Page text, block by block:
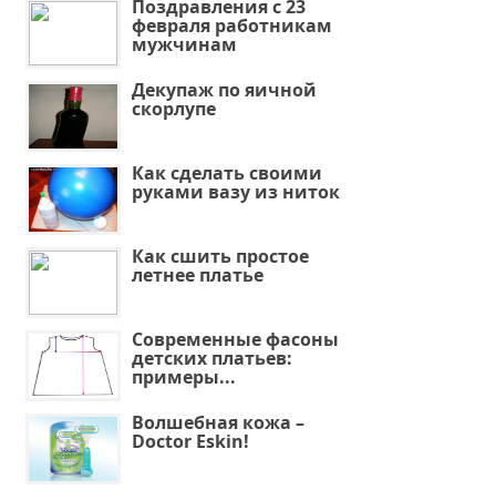
Поздравления с 23
февраля работникам
мужчинам
Декупаж по яичной
скорлупе
Как сделать своими
руками вазу из ниток
Как сшить простое
летнее платье
Современные фасоны
детских платьев:
примеры...
Волшебная кожа –
Doctor Eskin!